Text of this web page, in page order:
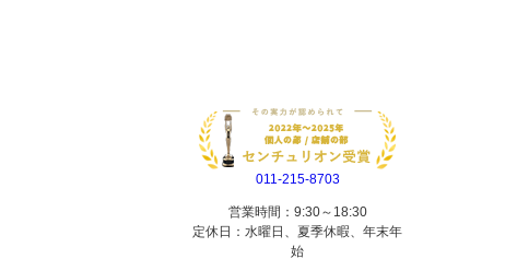
011-215-8703
営業時間：9:30～18:30
定休日：水曜日、夏季休暇、年末年
始